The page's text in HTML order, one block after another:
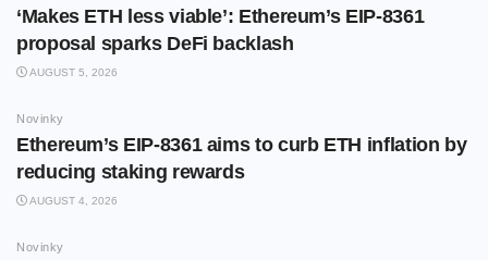
‘Makes ETH less viable’: Ethereum’s EIP-8361
proposal sparks DeFi backlash
AUGUST 5, 2026
Novinky
Ethereum’s EIP-8361 aims to curb ETH inflation by
reducing staking rewards
AUGUST 4, 2026
Novinky